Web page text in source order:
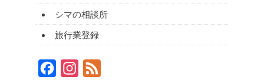
シマの相談所
旅行業登録
FacebookInstagram